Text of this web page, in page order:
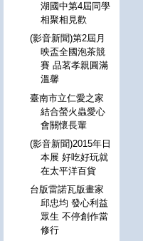
湖國中第4屆同學
相聚相見歡
(影音新聞)第2屆月
映盃全國泡茶競
賽 品茗孝親圓滿
溫馨
臺南市立仁愛之家
結合螢火蟲愛心
會關懷長輩
(影音新聞)2015年日
本展 好吃好玩就
在太平洋百貨
台版雷諾瓦版畫家
邱忠均 發心利益
眾生 不停創作當
修行